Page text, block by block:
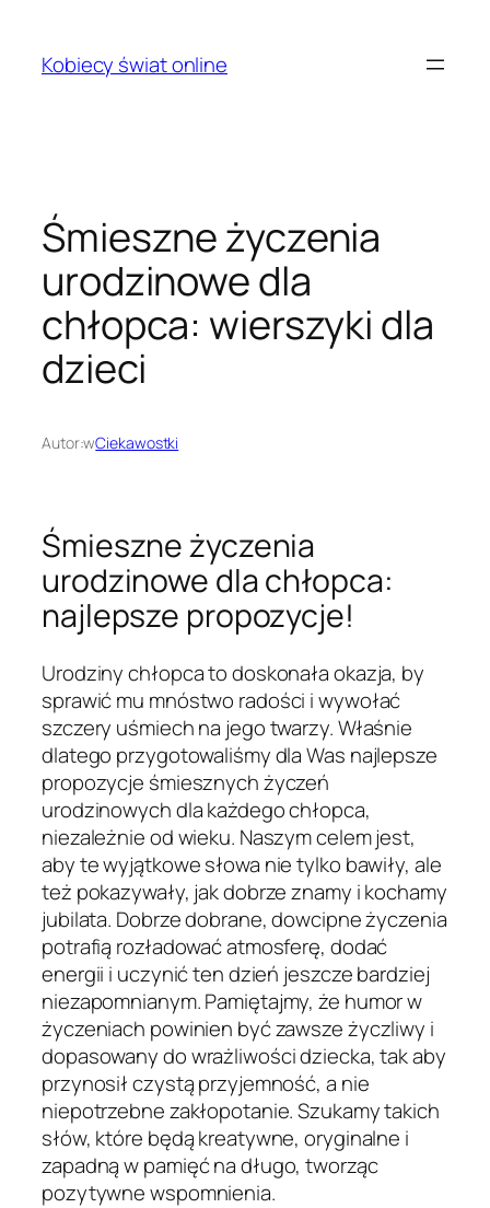
treściKobiecy świat online
Śmieszne życzenia
urodzinowe dla
chłopca: wierszyki dla
dzieci
Autor:wCiekawostki
Śmieszne życzenia
urodzinowe dla chłopca:
najlepsze propozycje!
Urodziny chłopca to doskonała okazja, by
sprawić mu mnóstwo radości i wywołać
szczery uśmiech na jego twarzy. Właśnie
dlatego przygotowaliśmy dla Was najlepsze
propozycje śmiesznych życzeń
urodzinowych dla każdego chłopca,
niezależnie od wieku. Naszym celem jest,
aby te wyjątkowe słowa nie tylko bawiły, ale
też pokazywały, jak dobrze znamy i kochamy
jubilata. Dobrze dobrane, dowcipne życzenia
potrafią rozładować atmosferę, dodać
energii i uczynić ten dzień jeszcze bardziej
niezapomnianym. Pamiętajmy, że humor w
życzeniach powinien być zawsze życzliwy i
dopasowany do wrażliwości dziecka, tak aby
przynosił czystą przyjemność, a nie
niepotrzebne zakłopotanie. Szukamy takich
słów, które będą kreatywne, oryginalne i
zapadną w pamięć na długo, tworząc
pozytywne wspomnienia.